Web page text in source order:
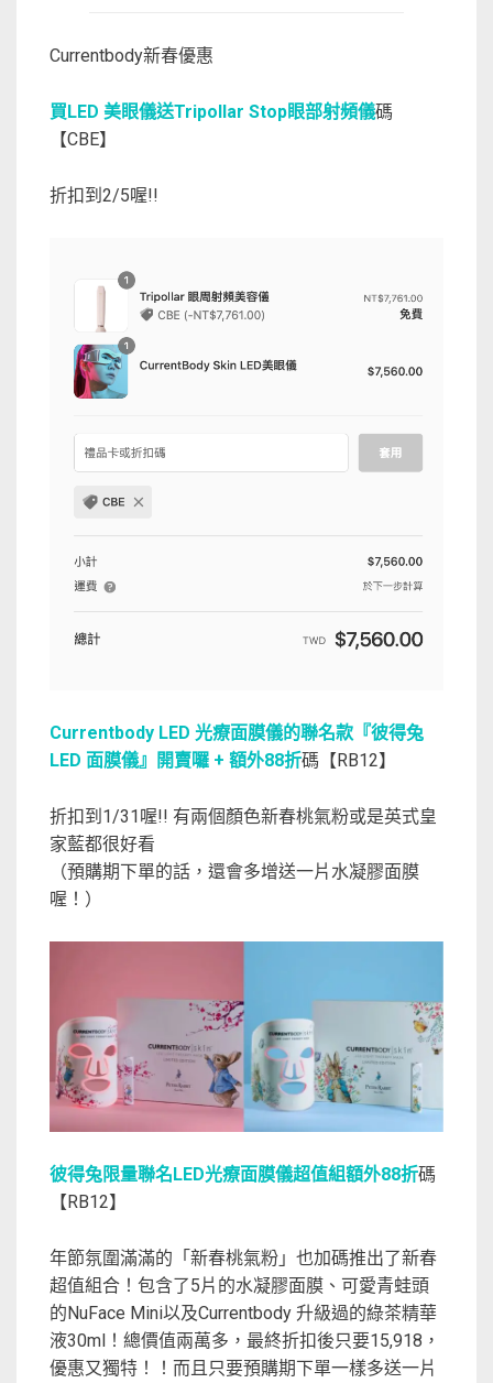
Currentbody新春優惠
買LED 美眼儀送Tripollar Stop眼部射頻儀碼
【CBE】
折扣到2/5喔!!
Currentbody LED 光療面膜儀的聯名款『彼得兔
LED 面膜儀』開賣囉 + 額外88折碼【RB12】
折扣到1/31喔!! 有兩個顏色新春桃氣粉或是英式皇
家藍都很好看
（預購期下單的話，還會多增送一片水凝膠面膜
喔！）
彼得兔限量聯名LED光療面膜儀超值組額外88折碼
【RB12】
年節氛圍滿滿的「新春桃氣粉」也加碼推出了新春
超值組合！包含了5片的水凝膠面膜、可愛青蛙頭
的NuFace Mini以及Currentbody 升級過的綠茶精華
液30ml！總價值兩萬多，最終折扣後只要15,918，
優惠又獨特！！而且只要預購期下單一樣多送一片